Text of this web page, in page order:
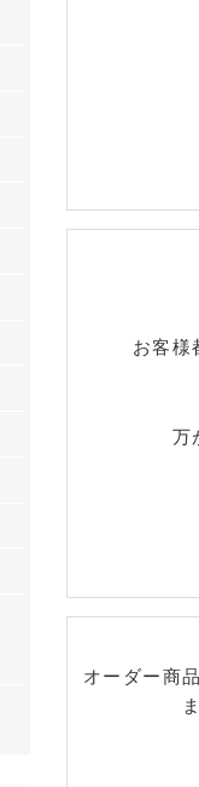
※セー
お客様
万
オーダー商